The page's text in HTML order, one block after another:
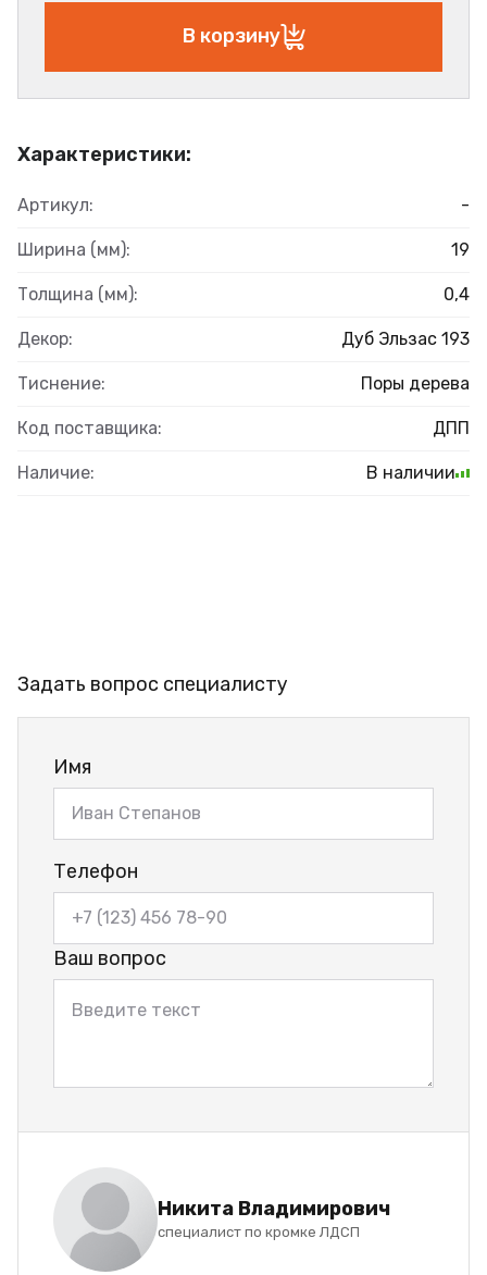
Характеристики:
Артикул: -
Ширина (мм): 19
Толщина (мм): 0,4
Декор: Дуб Эльзас 193
Тиснение: Поры дерева
Код поставщика: ДПП
Наличие: В наличии
В корзину
Задать вопрос специалисту
Имя
Телефон
Ваш вопрос
Никита Владимирович
специалист по кромке ЛДСП